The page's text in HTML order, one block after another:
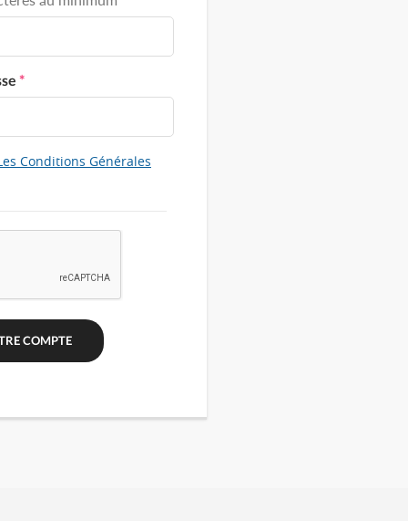
*
Conditions Générales